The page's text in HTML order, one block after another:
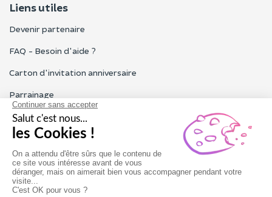
Liens utiles
Devenir partenaire
FAQ - Besoin d'aide ?
Carton d'invitation anniversaire
Parrainage
Tous les avis Funbooker
Particuliers, entreprises, professionnels
Notre service client est ouvert du lundi au vendredi de 9h à 18h